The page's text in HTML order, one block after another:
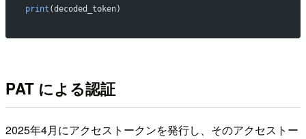
print (decoded_token)
PAT による認証
2025年4月にアクセストークンを発行し、そのアクセストー